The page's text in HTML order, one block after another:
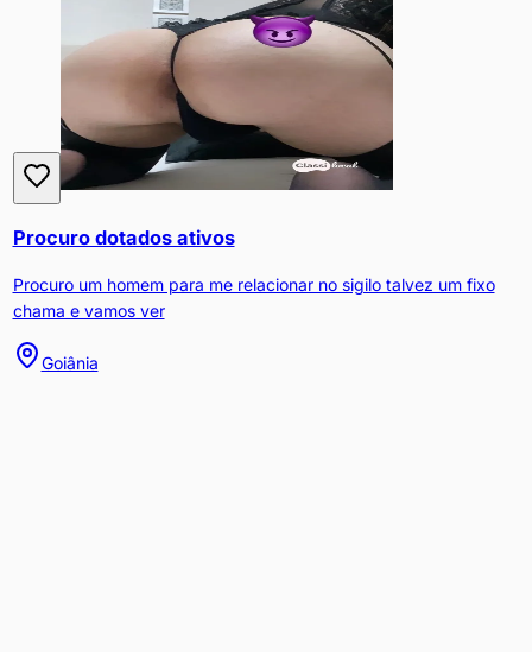
Procuro dotados ativos
Procuro um homem para me relacionar no sigilo talvez um fixo
chama e vamos ver
Goiânia